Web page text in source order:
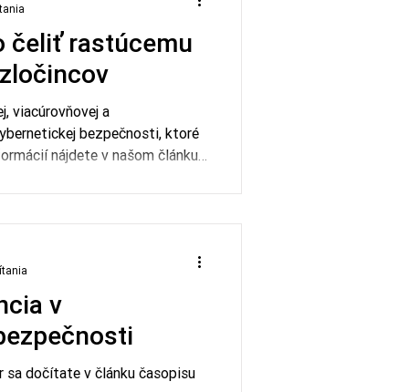
zásadný prelom v
čeliť rastúcemu
viacúrovňovej a
bezpečnosti, ktoré
nájdete v našom článku
v
dočítate v článku časopisu